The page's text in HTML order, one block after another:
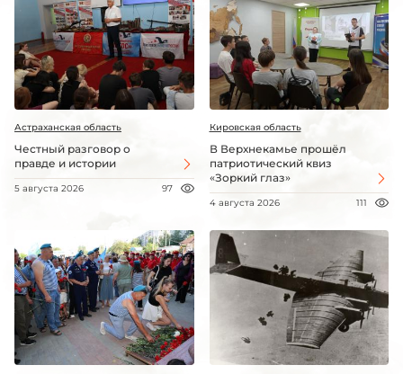
Астраханская область
Честный разговор о
правде и истории
5 августа 2026 97
Кировская область
В Верхнекамье прошёл
патриотический квиз
«Зоркий глаз»
4 августа 2026 111